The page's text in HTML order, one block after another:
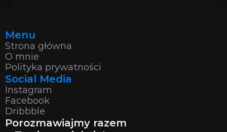
Menu
Strona główna
O mnie
Polityka prywatności
Social Media
Instagram
Facebook
Dribbble
Porozmawiajmy razem